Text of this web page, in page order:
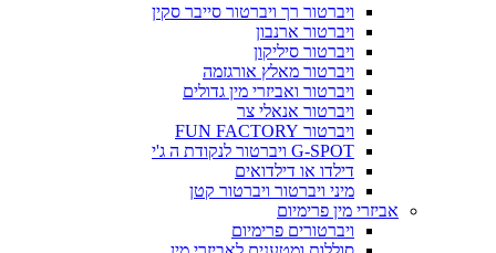
ויברטור רך ויברטור סייבר סקין
ויברטור ארנבון
ויברטור סיליקון
ויברטור מאלץ אורגזמה
ויברטור ואביזרי מין גדולים
ויברטור אנאלי צר
ויברטור FUN FACTORY
G-SPOT ויברטור לנקודת ה ג'י
דילדו או דילדואים
מיני ויברטור ויברטור קטן
אביזרי מין פרימיום
ויברטורים פרימיום